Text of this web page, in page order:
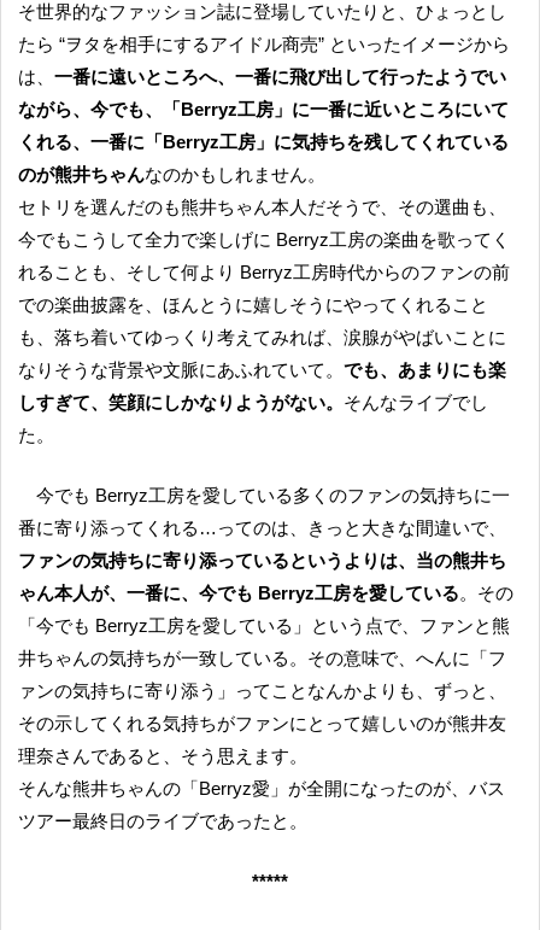
そ世界的なファッション誌に登場していたりと、ひょっとし
たら “ヲタを相手にするアイドル商売” といったイメージから
は、 一番に遠いところへ、一番に飛び出して行ったようでい
ながら、今でも、「Berryz工房」に一番に近いところにいて
くれる、一番に「Berryz工房」に気持ちを残してくれている
のが熊井ちゃんなのかもしれません。
セトリを選んだのも熊井ちゃん本人だそうで、その選曲も、
今でもこうして全力で楽しげに Berryz工房の楽曲を歌ってく
れることも、そして何より Berryz工房時代からのファンの前
での楽曲披露を、ほんとうに嬉しそうにやってくれること
も、落ち着いてゆっくり考えてみれば、涙腺がやばいことに
なりそうな背景や文脈にあふれていて。 でも、あまりにも楽
しすぎて、笑顔にしかなりようがない。 そんなライブでし
た。
今でも Berryz工房を愛している多くのファンの気持ちに一
番に寄り添ってくれる…ってのは、きっと大きな間違いで、
ファンの気持ちに寄り添っているというよりは、当の熊井ち
ゃん本人が、一番に、今でも Berryz工房を愛している。その
「今でも Berryz工房を愛している」という点で、ファンと熊
井ちゃんの気持ちが一致している。その意味で、へんに「フ
ァンの気持ちに寄り添う」ってことなんかよりも、ずっと、
その示してくれる気持ちがファンにとって嬉しいのが熊井友
理奈さんであると、そう思えます。
そんな熊井ちゃんの「Berryz愛」が全開になったのが、バス
ツアー最終日のライブであったと。
*****